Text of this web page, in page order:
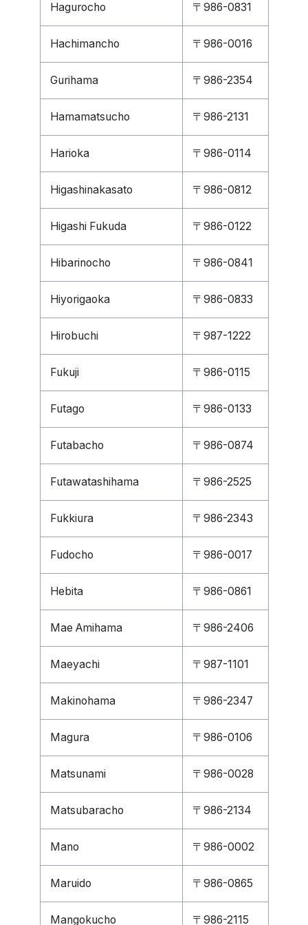
Hagurocho 〒986-0831
Hachimancho 〒986-0016
Gurihama 〒986-2354
Hamamatsucho 〒986-2131
Harioka 〒986-0114
Higashinakasato 〒986-0812
Higashi Fukuda 〒986-0122
Hibarinocho 〒986-0841
Hiyorigaoka 〒986-0833
Hirobuchi 〒987-1222
Fukuji 〒986-0115
Futago 〒986-0133
Futabacho 〒986-0874
Futawatashihama 〒986-2525
Fukkiura 〒986-2343
Fudocho 〒986-0017
Hebita 〒986-0861
Mae Amihama 〒986-2406
Maeyachi 〒987-1101
Makinohama 〒986-2347
Magura 〒986-0106
Matsunami 〒986-0028
Matsubaracho 〒986-2134
Mano 〒986-0002
Maruido 〒986-0865
Mangokucho 〒986-2115